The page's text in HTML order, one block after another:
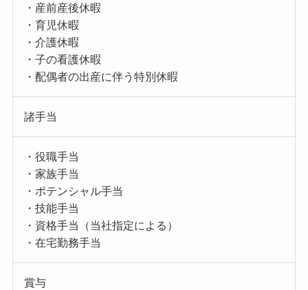
・産前産後休暇
・育児休暇
・介護休暇
・子の看護休暇
・配偶者の出産に伴う特別休暇
諸手当
・役職手当
・家族手当
・ポテンシャル手当
・技能手当
・資格手当（当社指定による）
・在宅勤務手当
賞与